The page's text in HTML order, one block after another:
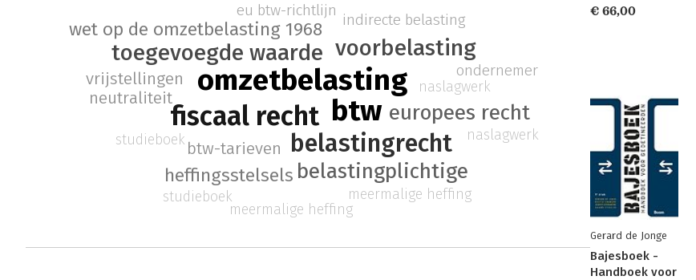
omzetbelasting
btw
fiscaal recht
belastingrecht
toegevoegde waarde voorbelasting
belastingplichtige
europees recht
wet op de omzetbelasting 1968
heffingsstelsels
btw-tarieven
neutraliteit
vrijstellingen
eu btw-richtlijn
indirecte belasting
ondernemer
naslagwerk
meermalige heffing
studieboek naslagwerk
meermalige heffing
studieboek
€ 66,00
Gerard de Jonge
Bajesboek -
Handboek voor